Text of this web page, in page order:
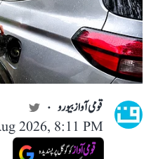
قومی آواز بیورو
2026, 8:11 PM